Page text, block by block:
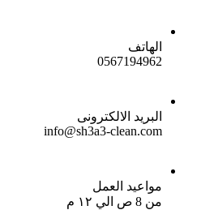
الهاتف
0567194962
البريد الالكترونى
info@sh3a3-clean.com
مواعيد العمل
من 8 ص الي ١٢ م